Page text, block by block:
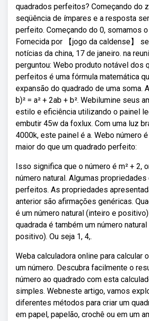
quadrados perfeitos? Começando do
seqüência de ímpares e a resposta
perfeito. Começando do 0, somamos
Fornecida por 【jogo da caldense】
notícias da china, 17 de janeiro. na
perguntou: Webo produto notável dos
perfeitos é uma fórmula matemática
expansão do quadrado de uma soma.
b)² = a² + 2ab + b². Webilumine seus
estilo e eficiência utilizando o painel
embutir 45w da foxlux. Com uma luz
4000k, este painel é a. Webo número
maior do que um quadrado perfeito:
Isso significa que o número é m² + 2,
número natural. Algumas
perfeitos. As propriedades
anterior são afirmações genéricas.
é um número natural (inteiro e
quadrada é também um número
positivo). Ou seja 1, 4,.
Weba calculadora online para calcular
um número. Descubra facilmente o
número ao quadrado com esta
simples. Webneste artigo, vamos
diferentes métodos para criar um
em papel, papelão, crochê ou em um